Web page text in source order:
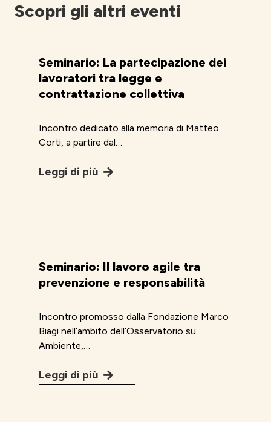
Scopri gli altri eventi
Seminario: La partecipazione dei
lavoratori tra legge e
contrattazione collettiva
Incontro dedicato alla memoria di Matteo
Corti, a partire dal…
Leggi di più
Seminario: Il lavoro agile tra
prevenzione e responsabilità
Incontro promosso dalla Fondazione Marco
Biagi nell’ambito dell’Osservatorio su
Ambiente,…
Leggi di più